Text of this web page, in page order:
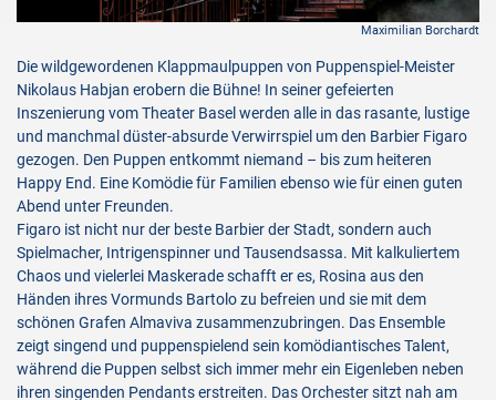
Maximilian Borchardt
Die wildgewordenen Klappmaulpuppen von Puppenspiel-Meister
Nikolaus Habjan erobern die Bühne! In seiner gefeierten
Inszenierung vom Theater Basel werden alle in das rasante, lustige
und manchmal düster-absurde Verwirrspiel um den Barbier Figaro
gezogen. Den Puppen entkommt niemand – bis zum heiteren
Happy End. Eine Komödie für Familien ebenso wie für einen guten
Abend unter Freunden.
Figaro ist nicht nur der beste Barbier der Stadt, sondern auch
Spielmacher, Intrigenspinner und Tausendsassa. Mit kalkuliertem
Chaos und vielerlei Maskerade schafft er es, Rosina aus den
Händen ihres Vormunds Bartolo zu befreien und sie mit dem
schönen Grafen Almaviva zusammenzubringen. Das Ensemble
zeigt singend und puppenspielend sein komödiantisches Talent,
während die Puppen selbst sich immer mehr ein Eigenleben neben
ihren singenden Pendants erstreiten. Das Orchester sitzt nah am